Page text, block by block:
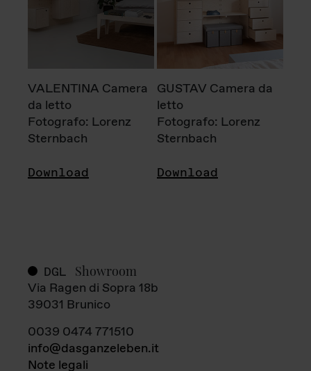
VALENTINA Camera
da letto
Fotografo: Lorenz
Sternbach
Download
GUSTAV Camera da
letto
Fotografo: Lorenz
Sternbach
Download
DGL Showroom
Via Ragen di Sopra 18b
39031 Brunico
0039 0474 771510
info@dasganzeleben.it
Note legali